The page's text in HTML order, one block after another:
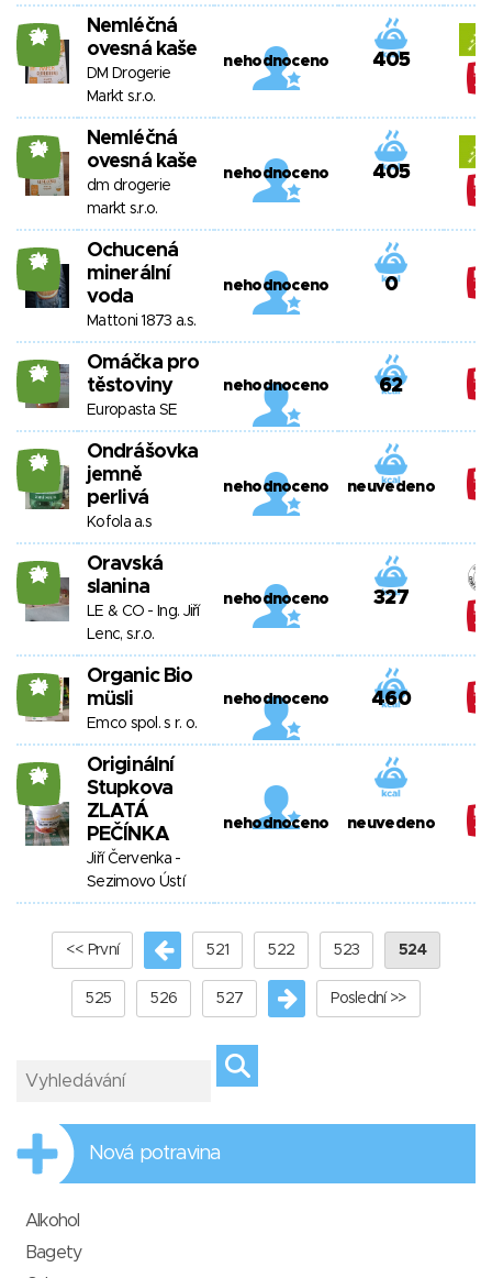
24
Nemléčná
ovesná kaše
DM Drogerie
Markt s.r.o.
nehodnoceno 405
24
Nemléčná
ovesná kaše
dm drogerie
markt s.r.o.
nehodnoceno 405
24
Ochucená
minerální
voda
Mattoni 1873 a.s.
nehodnoceno 0
24
Omáčka pro
těstoviny
Europasta SE
nehodnoceno 62
24
Ondrášovka
jemně
perlivá
Kofola a.s
nehodnoceno neuvedeno
24
Oravská
slanina
LE & CO - Ing. Jiří
Lenc, s.r.o.
nehodnoceno 327
24
Organic Bio
müsli
Emco spol. s r. o.
nehodnoceno 460
24
Originální
Stupkova
ZLATÁ
PEČÍNKA
Jiří Červenka -
Sezimovo Ústí
nehodnoceno neuvedeno
<< První 521 522 523 524
525 526 527 Poslední >>
Nová potravina
Alkohol
Bagety